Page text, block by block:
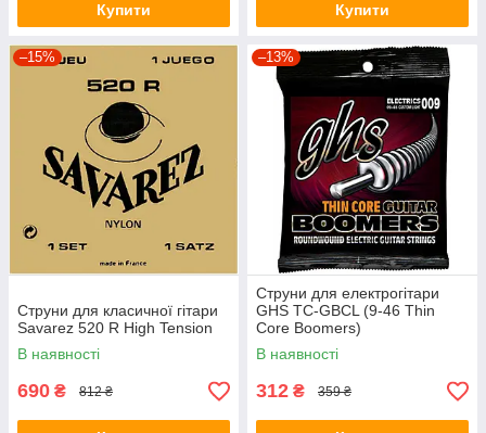
Купити Купити
–15%
Струни для класичної гітари
Savarez 520 R High Tension
В наявності
690 ₴ 812 ₴
–13%
Струни для електрогітари
GHS TC-GBCL (9-46 Thin
Core Boomers)
В наявності
312 ₴ 359 ₴